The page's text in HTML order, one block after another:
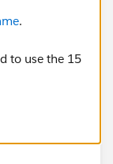
.
to use the 15